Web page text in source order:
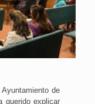
de
querido explicar